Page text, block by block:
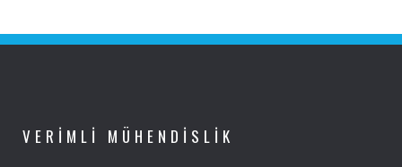
VERIMLI MÜHENDISLIK